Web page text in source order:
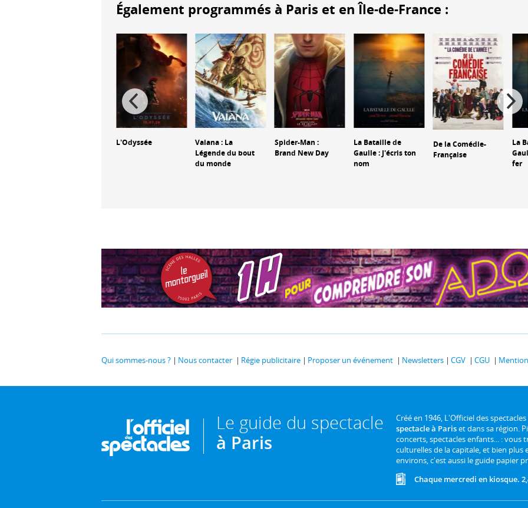
Également programmés à Paris et en Île-de-France :
L'Odyssée
Vaiana : La
Légende du bout
du monde
Spider-Man :
Brand New Day
La Bataille de
Gaulle : J'écris ton
nom
De la Comédie-
Française
La
fer
Qui sommes-nous ? Nous contacter Régie publicitaire Proposer un événement Newsletters CGV CGU
Le guide du spectacle
à Paris
Créé en 1946, L'Officiel des
spectacle à Pariset dans sa région.
concerts, spectacles enfants... :
culturelles de la capitale, et bien plus
environs, c'est aussi le guide papier
Chaque mercredi en kiosque.